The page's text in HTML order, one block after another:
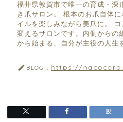
福井県敦賀市で唯一の育成・深
き爪サロン。 根本のお爪自体
イルを楽しみながら美爪に。
変えるサロンです。内側からの
から始まる、自分が主役の人生
BLOG： https://